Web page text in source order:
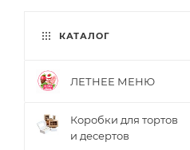
КАТАЛОГ
ЛЕТНЕЕ МЕНЮ
Коробки для тортов
и десертов